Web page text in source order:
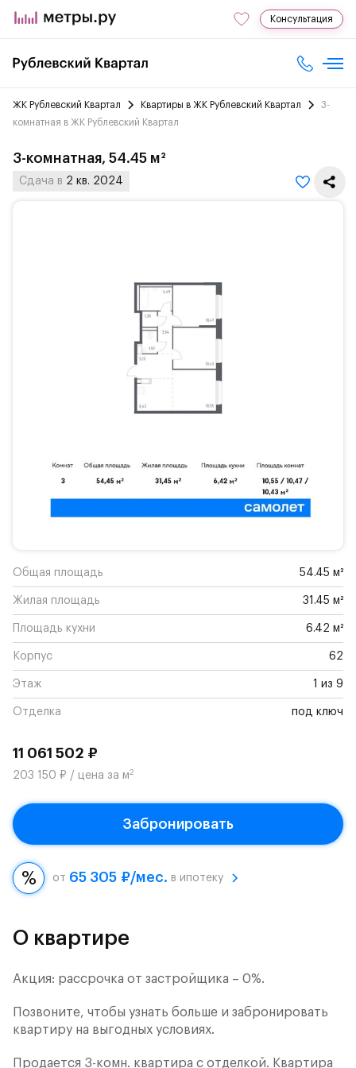
Консультация
ЖК Рублевский Квартал Квартиры в ЖК Рублевский Квартал
3-
комнатная в ЖК Рублевский Квартал
3-комнатная, 54.45 м²
Сдача в 2 кв. 2024
Общая площадь 54.45 м²
Жилая площадь 31.45 м²
Площадь кухни 6.42 м²
Корпус 62
Этаж 1 из 9
Отделка под ключ
11 061 502 ₽
203 150 ₽ / цена за м2
Забронировать
от 65 305 ₽/мес. в ипотеку
О квартире
Акция: рассрочка от застройщика – 0%.
Позвоните, чтобы узнать больше и забронировать
квартиру на выгодных условиях.
Продается 3-комн. квартира с отделкой. Квартира